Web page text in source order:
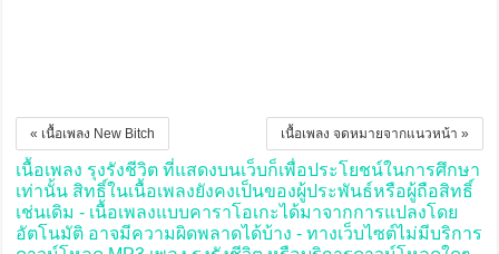
เนื้อเพลง จดหมายจากแนวหน้า »
« เนื้อเพลง New Bitch
เนื้อเพลง รุงรังชีวิต ที่แสดงบนเว็บก็เพื่อประโยชน์ในการศึกษา
เท่านั้น สิทธิ์ในเนื้อเพลงยังคงเป็นของผู้ประพันธ์หรือผู้ถือสิทธิ์
เช่นเดิม - เนื้อเพลงแบบคาราโอเกะได้มาจากการแปลงโดย
อัตโนมัติ อาจมีความผิดพลาดได้บ้าง - ทางเว็บไซต์ไม่มีบริการ